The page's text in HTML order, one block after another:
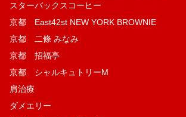
スターバックスコーヒー
京都 East42st NEW YORK BROWNIE
京都 二條 みなみ
京都 招福亭
京都 シャルキュトリーM
肩治療
ダメエリー